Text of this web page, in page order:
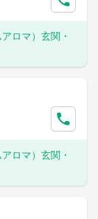
ロマ）玄関・
ロマ）玄関・